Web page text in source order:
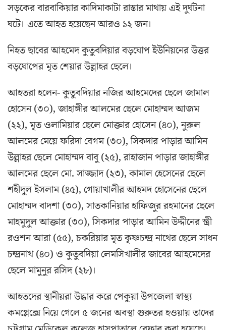
সড়কের বারবাকিয়ার কাদিমাকাটা রাস্তার মাথায় এই দুর্ঘটনা
ঘটে। এতে আহত হয়েছেন আরও ১২ জন।
নিহত ছাবের আহমেদ কুতুবদিয়ার বড়ঘোপ ইউনিয়নের উত্তর
বড়ঘোপের মৃত শেয়ার উল্লাহর ছেলে।
আহতরা হলেন- কুতুবদিয়ার নজির আহমেদের ছেলে জামাল
হোসেন (৩০), জাহাঙ্গীর আলমের ছেলে মোহাম্মদ আজম
(২২), মৃত ওলামিয়ার ছেলে মোক্তার হোসেন (৪০), নুরুল
আলমের মেয়ে ফরিদা বেগম (৩০), সিকদার পাড়ার আমিন
উল্লাহর ছেলে মোহাম্মদ বাবু (২৫), রাহাজান পাড়ার জাহাঙ্গীর
আলমের ছেলে মো. সাজ্জাদ (২৩), কামাল হেসেনের ছেলে
শহীদুল ইসলাম (৪৫), গোয়াখালীর আহমদ হোসেনের ছেলে
মোহাম্মদ বাদশা (৩০), সাতকানিয়ার হাফিজুর রহমানের ছেলে
মাহমুদুল আক্তার (৩০), সিকদার পাড়ার আমিন উদ্দীনের স্ত্রী
রওশন আরা (৫৫), চকরিয়ার মৃত কৃষ্ণচন্দ্র নাথের ছেলে সাধন
চন্দ্রনাথ (৪০) ও কুতুবদিয়া লেমসিখালীর জাবের আহমেদের
ছেলে মামুনুর রসিদ (২৮)।
আহতদের স্থানীয়রা উদ্ধার করে পেকুয়া উপজেলা স্বাস্থ্য
কমপ্লেক্সে নিয়ে গেলে ৫ জনের অবস্থা গুরুতর হওয়ায় তাদের